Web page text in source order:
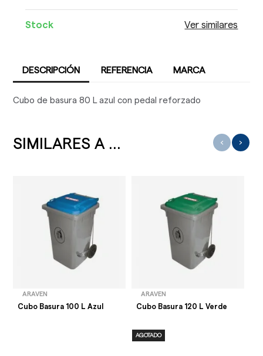
Stock Ver similares
DESCRIPCIÓN REFERENCIA MARCA
Cubo de basura 80 L azul con pedal reforzado
SIMILARES A ...
ARAVEN
Cubo Basura 100 L Azul
ARAVEN
Cubo Basura 120 L Verde
AGOTADO
‹ ›